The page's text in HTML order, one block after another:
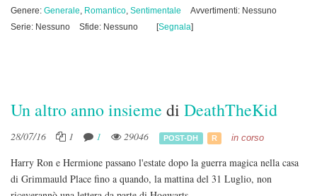
Genere: Generale, Romantico, Sentimentale
Avvertimenti: Nessuno
Serie: Nessuno
Sfide: Nessuno [Segnala]
Un altro anno insieme di DeathTheKid
28/07/16 1 1 29046 POST-DH R in corso
Harry Ron e Hermione passano l'estate dopo la guerra magica nella casa
di Grimmauld Place fino a quando, la mattina del 31 Luglio, non